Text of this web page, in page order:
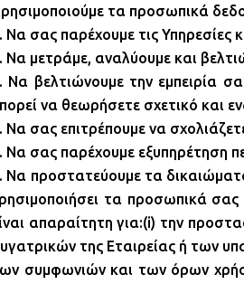
τα προσωπικά
Να σας παρέχουμε τις Υπηρεσίες
Να μετράμε, αναλύουμε και
Να βελτιώνουμε την εμπειρία
να θεωρήσετε σχετικό και
Να σας επιτρέπουμε να
Να σας παρέχουμε εξυπηρέτηση
Να προστατεύουμε τα
τα προσωπικά
απαραίτητη για:(i) την
της Εταιρείας ή των
συμφωνιών και των όρων